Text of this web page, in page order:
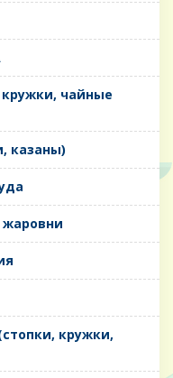
чайные
казаны)
кружки,